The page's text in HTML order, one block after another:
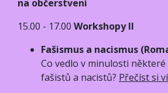
na občerstvení
15.00 - 17.00 Workshopy II
Fašismus a nacismus
Co vedlo v minulosti
fašistů a nacistů? Přečíst si